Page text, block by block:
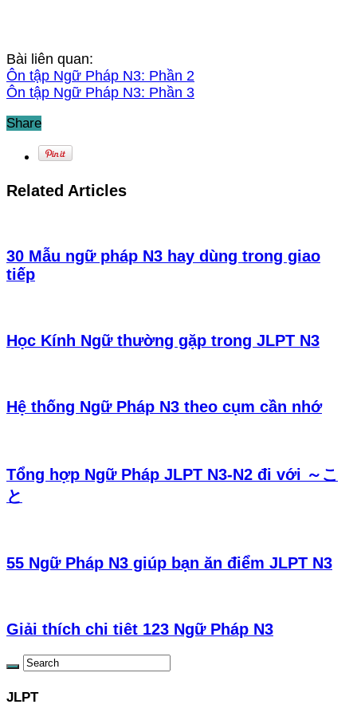
Bài liên quan:
Ôn tập Ngữ Pháp N3: Phần 2
Ôn tập Ngữ Pháp N3: Phần 3
Share
Related Articles
30 Mẫu ngữ pháp N3 hay dùng trong giao
tiếp
Học Kính Ngữ thường gặp trong JLPT N3
Hệ thống Ngữ Pháp N3 theo cụm cần nhớ
Tổng hợp Ngữ Pháp JLPT N3-N2 đi với ～こ
と
55 Ngữ Pháp N3 giúp bạn ăn điểm JLPT N3
Giải thích chi tiêt 123 Ngữ Pháp N3
JLPT